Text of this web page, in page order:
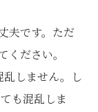
夫です。ただ
ださい。
乱しません。し
も混乱しま